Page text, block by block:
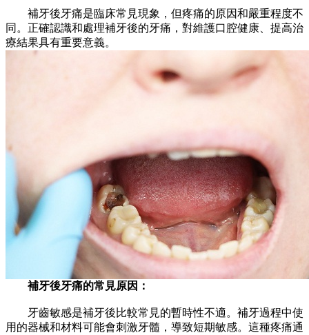
補牙後牙痛是臨床常見現象，但疼痛的原因和嚴重程度不
同。正確認識和處理補牙後的牙痛，對維護口腔健康、提高治
療結果具有重要意義。
補牙後牙痛的常見原因：
牙齒敏感是補牙後比較常見的暫時性不適。補牙過程中使
用的器械和材料可能會刺激牙髓，導致短期敏感。這種疼痛通